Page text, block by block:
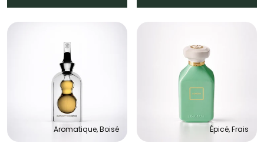
Aromatique, Boisé
Épicé, Frais